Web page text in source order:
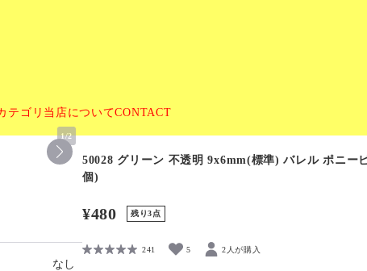
テゴリ 当店についてCONTACT
1/2
なし
50028 グリーン 不透明 9x6mm(標準) バレル ポニー
個)
¥480 残り3点
241 5 2人が購入